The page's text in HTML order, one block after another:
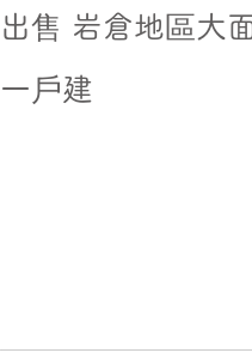
出售 岩倉地區大
一戶建